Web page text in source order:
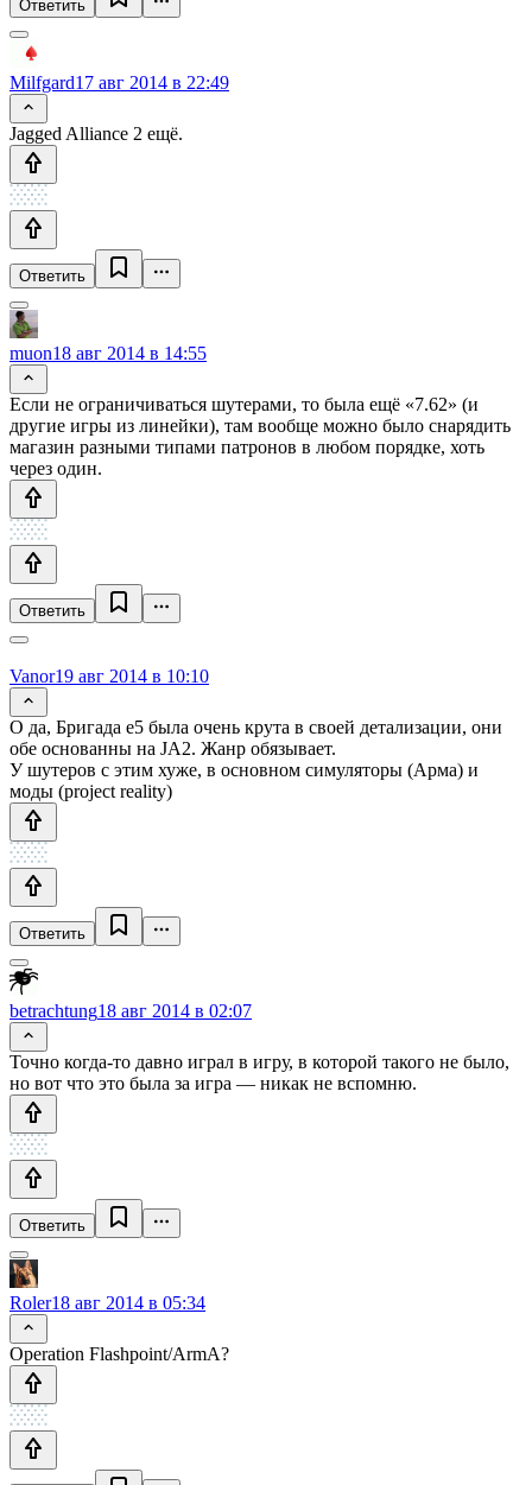
Ответить
Milfgard17 авг 2014 в 22:49
Jagged Alliance 2 ещё.
Ответить
muon18 авг 2014 в 14:55
Если не ограничиваться шутерами, то была ещё «7.62» (и
другие игры из линейки), там вообще можно было снарядить
магазин разными типами патронов в любом порядке, хоть
через один.
Ответить
Vanor19 авг 2014 в 10:10
О да, Бригада е5 была очень крута в своей детализации, они
обе основанны на JA2. Жанр обязывает.
У шутеров с этим хуже, в основном симуляторы (Арма) и
моды (project reality)
Ответить
betrachtung18 авг 2014 в 02:07
Точно когда-то давно играл в игру, в которой такого не было,
но вот что это была за игра — никак не вспомню.
Ответить
Roler18 авг 2014 в 05:34
Operation Flashpoint/ArmA?